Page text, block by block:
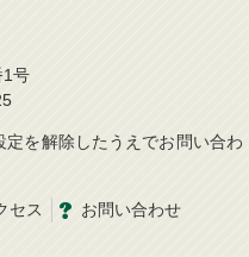
号
を解除したうえでお問い合わ
セス お問い合わせ